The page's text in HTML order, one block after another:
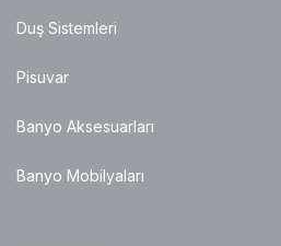
Duş Sistemleri
Pisuvar
Banyo Aksesuarları
Banyo Mobilyaları